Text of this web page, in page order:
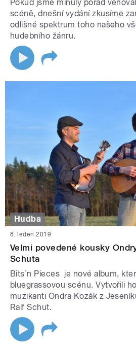
Pokud jsme minulý pořad
scéně, dnešní vydání zkusíme
odlišné spektrum toho našeho
hudebního žánru.
Hudba
8. leden 2019
Velmi povedené kousky
Schuta
Bits´n Pieces je nové album,
bluegrassovou scénu. Vytvořili
muzikanti Ondra Kozák z
Ralf Schut.